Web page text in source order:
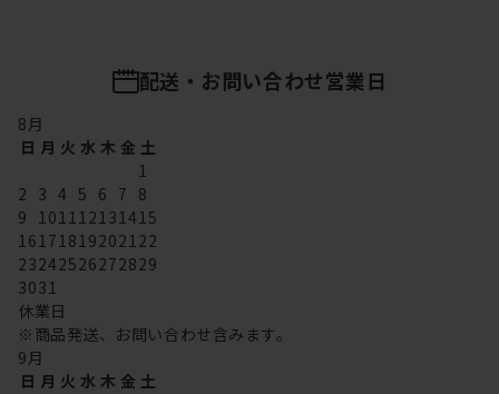
配送・お問い合わせ営業日
8月
日 月 火 水 木 金 土
1
2 3 4 5 6 7 8
9 101112131415
16171819202122
23242526272829
3031
休業日
※商品発送、お問い合わせ含みます。
9月
日 月 火 水 木 金 土